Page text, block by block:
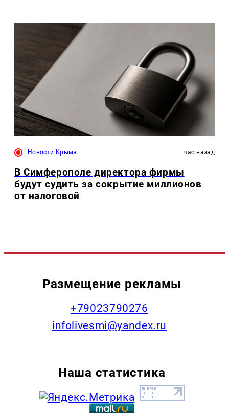
Новости Крыма час назад
В Симферополе директора фирмы
будут судить за сокрытие миллионов
от налоговой
Размещение рекламы
+79023790276
infolivesmi@yandex.ru
Наша статистика